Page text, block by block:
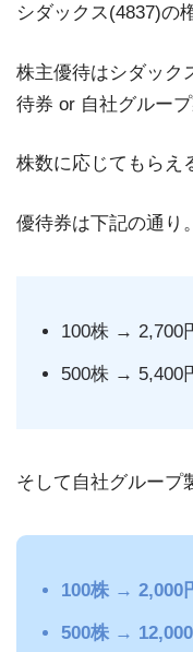
シダックス(4837)の
株主優待はシダック
待券 or 自社グループ
株数に応じてもらえ
優待券は下記の通り。
100株 → 2,700
500株 → 5,400
そして自社グループ
100株 → 2,000
500株 →